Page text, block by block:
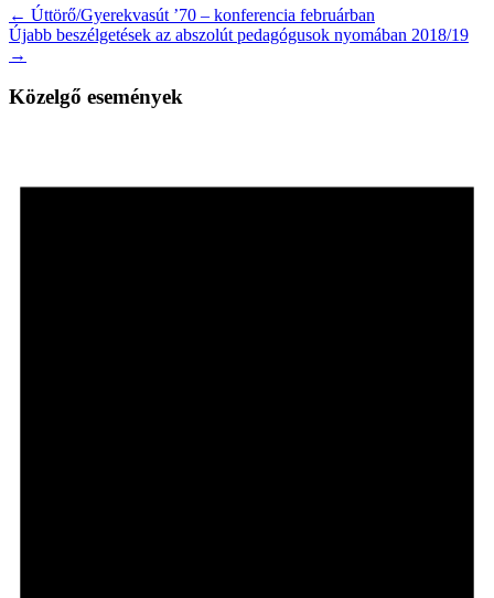
← Úttörő/Gyerekvasút ’70 – konferencia februárban
Újabb beszélgetések az abszolút pedagógusok nyomában 2018/19
→
Közelgő események